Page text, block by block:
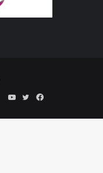
فيسبوك
تويتر